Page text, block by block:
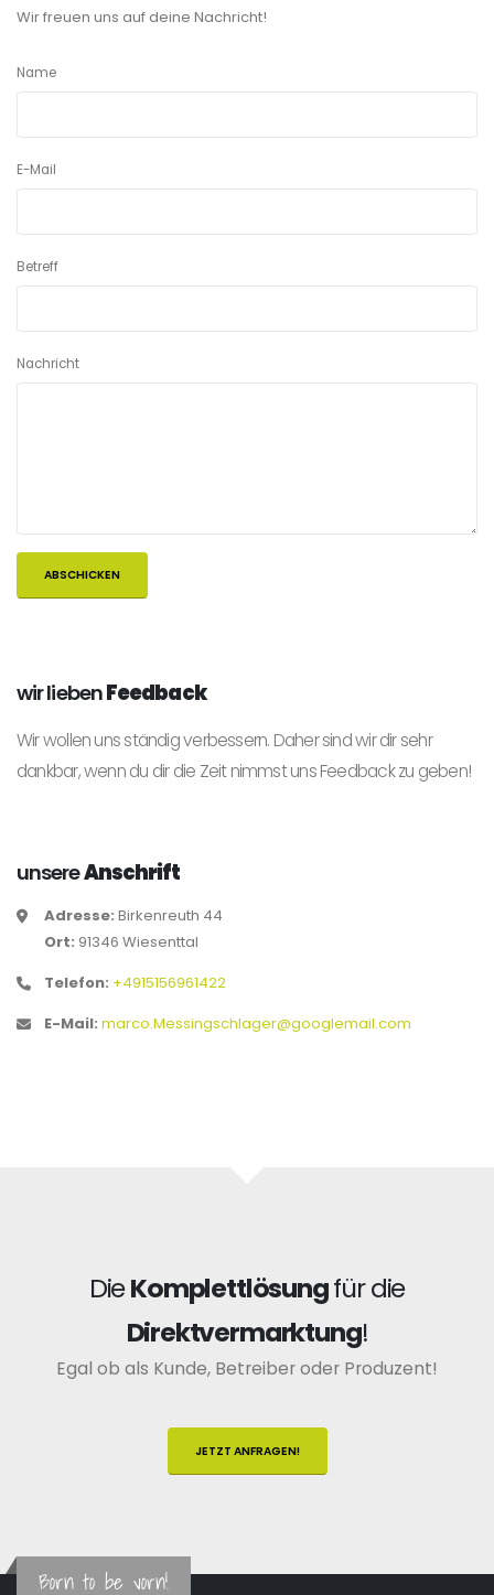
Wir freuen uns auf deine Nachricht!
Name
E-Mail
Betreff
Nachricht
wir liebenFeedback
Wir wollen uns ständig verbessern. Daher sind wir dir sehr
dankbar, wenn du dir die Zeit nimmst uns Feedback zu geben!
unsereAnschrift
Adresse: Birkenreuth 44
Ort: 91346 Wiesenttal
Telefon: +4915156961422
E-Mail: marco.Messingschlager@googlemail.com
DieKomplettlösungfür die
Direktvermarktung!
Egal ob als Kunde, Betreiber oder Produzent!
JETZT ANFRAGEN!
Born to be vorn!